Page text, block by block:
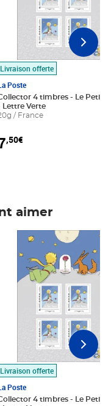
au panier
Livraison offerte
Poste
4 timbres - Le Petit
Lettre Verte
/ France
,50€
aimer
Livraison offerte
Poste
4 timbres - Le Petit
Prix 7,50€